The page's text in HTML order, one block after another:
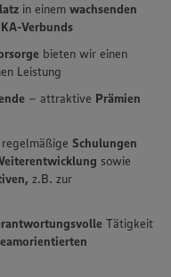
in einem wachsenden
Verbunds
bieten wir einen
Leistung
– attraktive Prämien
Schulungen
sowie
z.B. zur
Tätigkeit